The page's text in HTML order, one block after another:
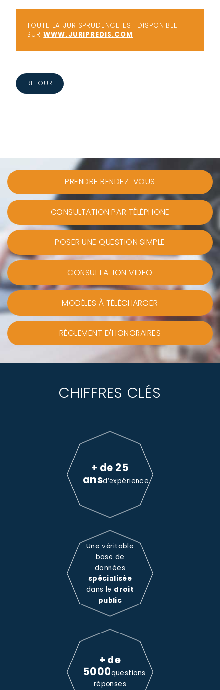
TOUTE LA JURISPRUDENCE EST DISPONIBLE
SURWWW.JURIPREDIS.COM
RETOUR
PRENDRE RENDEZ-VOUS
CONSULTATION PAR TÉLÉPHONE
POSER UNE QUESTION SIMPLE
CONSULTATION VIDEO
MODÈLES À TÉLÉCHARGER
RÈGLEMENT D'HONORAIRES
CHIFFRES CLÉS
+ de 25
ansd’expérience
Une véritable
base de
données
spécialisée
dans le droit
public
+ de
5000questions
réponses